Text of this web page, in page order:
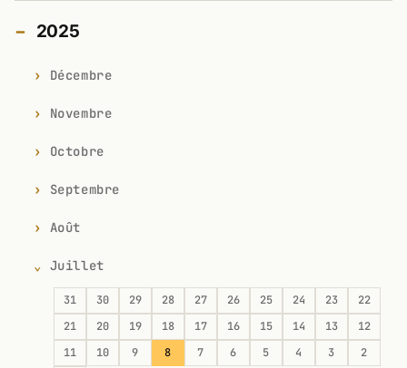
2025
Décembre
Novembre
Octobre
Septembre
Août
Juillet
31 30 29 28 27 26 25 24 23
22
21
20 19 18 17 16 15 14 13
12
11
10 9 8 7 6 5 4 3 2